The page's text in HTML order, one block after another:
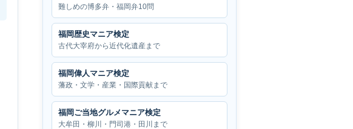
難しめの博多弁・福岡弁10問
福岡歴史マニア検定
古代大宰府から近代化遺産まで
福岡偉人マニア検定
藩政・文学・産業・国際貢献まで
福岡ご当地グルメマニア検定
大牟田・柳川・門司港・田川まで